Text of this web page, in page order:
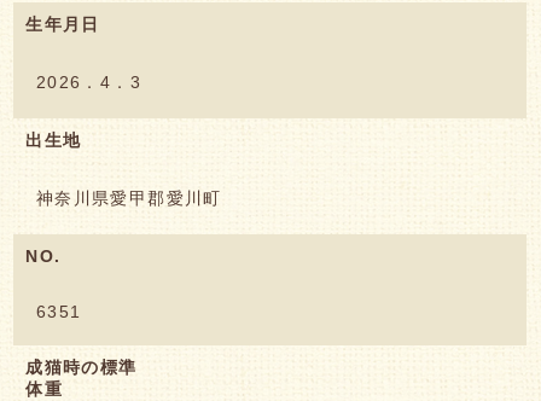
生年月日
2026．4．3
出生地
神奈川県愛甲郡愛川町
NO.
6351
成猫時の標準
体重